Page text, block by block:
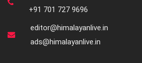
+91 701 727 9696
editor@himalayanlive.in
ads@himalayanlive.in